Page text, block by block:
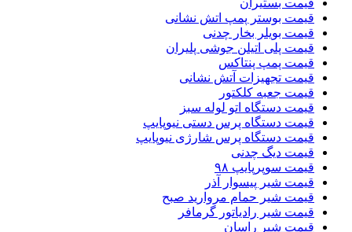
قیمت بوستر پمپ اتش نشانی
قیمت بویلر بخار چدنی
قیمت پلی اتیلن جوشی پلیران
قیمت پمپ پنتاکس
قیمت تجهیزات آتش نشانی
قیمت جعبه کلکتور
قیمت دستگاه اتو لوله سبز
قیمت دستگاه پرس دستی نیوپایپ
قیمت دستگاه پرس شارژی نیوپایپ
قیمت دیگ چدنی
قیمت سوپرپایپ ۹۸
قیمت شیر پیسوار آذر
قیمت شیر حمام مروارید صبح
قیمت شیر رادیاتور گرمافر
قیمت شیر راسان